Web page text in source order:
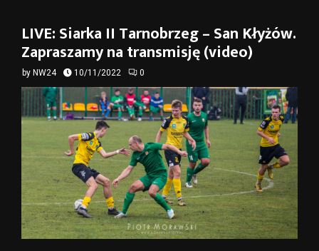
LIVE: Siarka II Tarnobrzeg – San Kłyżów.
Zapraszamy na transmisję (video)
by NW24 10/11/2022 0